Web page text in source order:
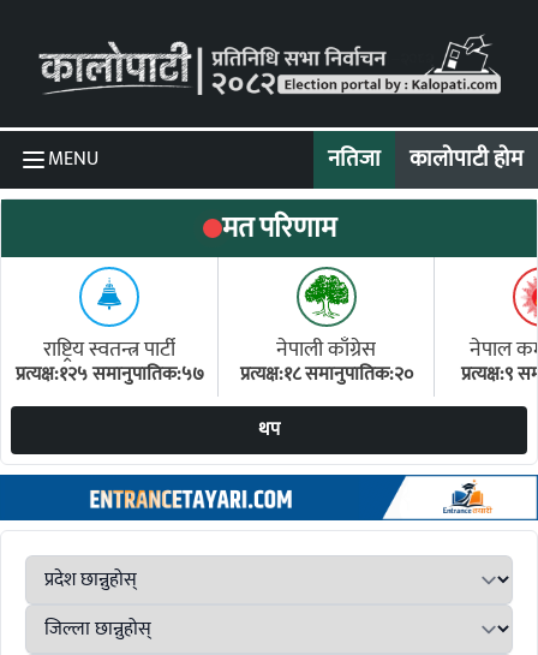
MENU नतिजा कालोपाटी होम
मत परिणाम
राष्ट्रिय स्वतन्त्र पार्टी
प्रत्यक्ष:१२५ समानुपातिक:५७
नेपाली काँग्रेस
प्रत्यक्ष:१८ समानुपातिक:२०
नेपाल
प्रत्यक्ष:९
थप